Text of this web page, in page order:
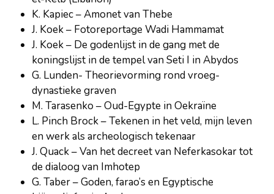
K. Kapiec – Amonet van Thebe
J. Koek – Fotoreportage Wadi Hammamat
J. Koek – De godenlijst in de gang met de
koningslijst in de tempel van Seti I in Abydos
G. Lunden- Theorievorming rond vroeg-
dynastieke graven
M. Tarasenko – Oud-Egypte in Oekraïne
L. Pinch Brock – Tekenen in het veld, mijn leven
en werk als archeologisch tekenaar
J. Quack – Van het decreet van Neferkasokar tot
de dialoog van Imhotep
G. Taber – Goden, farao’s en Egyptische